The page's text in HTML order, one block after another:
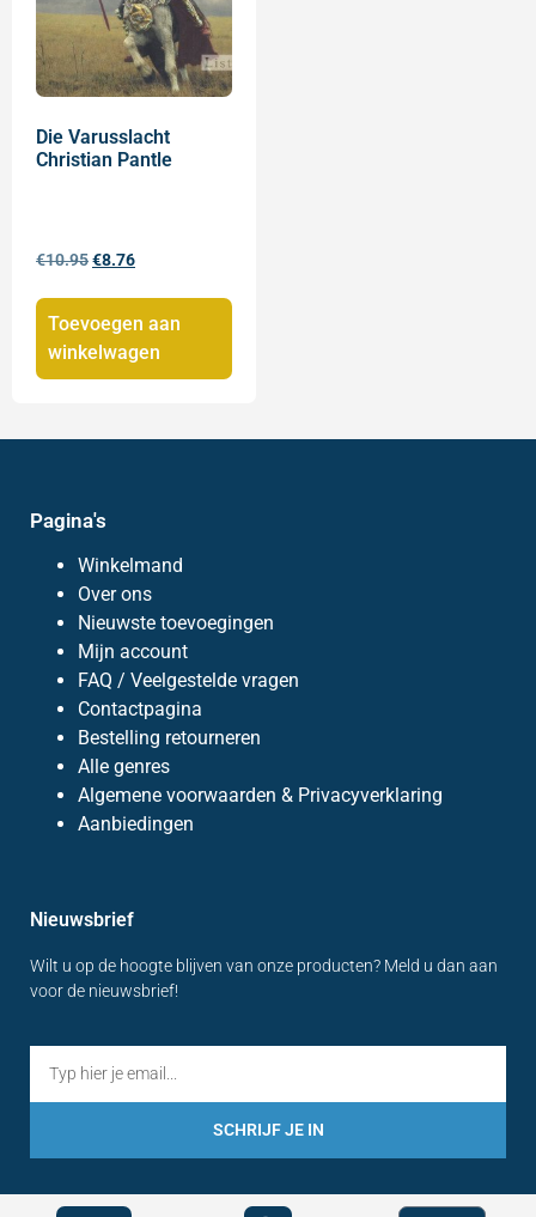
Die Varusslacht
Christian Pantle
€10.95€8.76
Toevoegen aan
winkelwagen
Pagina's
Winkelmand
Over ons
Nieuwste toevoegingen
Mijn account
FAQ / Veelgestelde vragen
Contactpagina
Bestelling retourneren
Alle genres
Algemene voorwaarden & Privacyverklaring
Aanbiedingen
Nieuwsbrief
Wilt u op de hoogte blijven van onze producten? Meld u dan aan
voor de nieuwsbrief!
SCHRIJF JE IN